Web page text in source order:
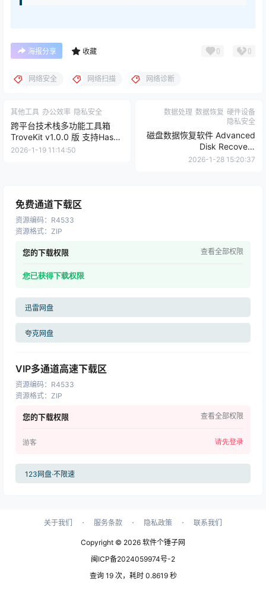
海报分享 收藏 0 0
网络安全 网络扫描 网络诊断
其他工具 办公效率 隐私安全
跨平台技术栈多功能工具箱
TroveKit v1.0.0 版 支持Hash
加密JSON格式化二维码生成
2026-1-19 11:14:50
数据处理 数据恢复 硬件设备
隐私安全
磁盘数据恢复软件 Advanced
Disk Recovery
v2.9.1300.18693 版【软件个
2026-1-28 15:20:37
免费通道下载区
资源编码： R4533
资源格式： ZIP
您的下载权限 查看全部权限
您已获得下载权限
迅雷网盘
夸克网盘
VIP多通道高速下载区
资源编码： R4533
资源格式： ZIP
您的下载权限 查看全部权限
游客 请先登录
123网盘·不限速
关于我们 · 服务条款 · 隐私政策 · 联系我们
Copyright © 2026 软件个锤子网
闽ICP备2024059974号-2
查询 19 次，耗时 0.8619 秒